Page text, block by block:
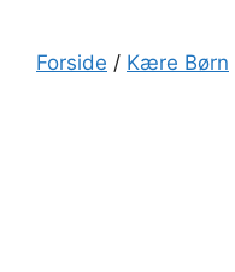
Forside / Kære Børn